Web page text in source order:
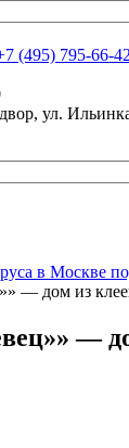
(495) 795-66-42
ул.
в Москве
— дом из
—